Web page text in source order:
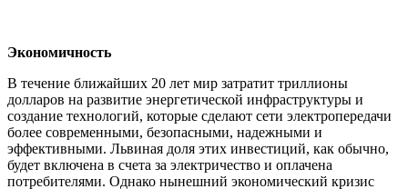
Экономичность
В течение ближайших 20 лет мир затратит триллионы
долларов на развитие энергетической инфраструктуры и
создание технологий, которые сделают сети электропередачи
более современными, безопасными, надежными и
эффективными. Львиная доля этих инвестиций, как обычно,
будет включена в счета за электричество и оплачена
потребителями. Однако нынешний экономический кризис